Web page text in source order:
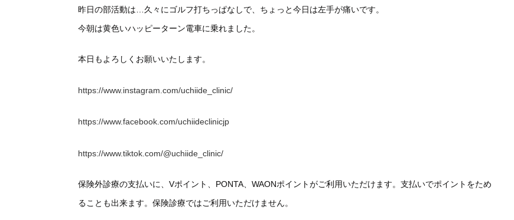
昨日の部活動は…久々にゴルフ打ちっぱなしで、ちょっと今日は左手が痛いです。
今朝は黄色いハッピーターン電車に乗れました。
本日もよろしくお願いいたします。
https://www.instagram.com/uchiide_clinic/
https://www.facebook.com/uchiideclinicjp
https://www.tiktok.com/@uchiide_clinic/
保険外診療の支払いに、Vポイント、PONTA、WAONポイントがご利用いただけます。支払いでポイントをため
ることも出来ます。保険診療ではご利用いただけません。